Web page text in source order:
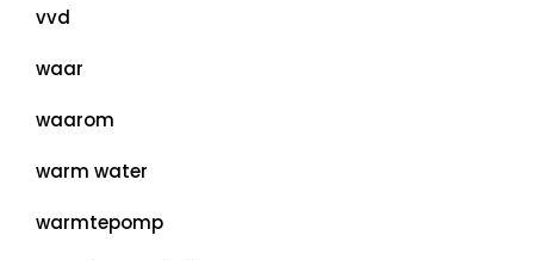
vvd
waar
waarom
warm water
warmtepomp